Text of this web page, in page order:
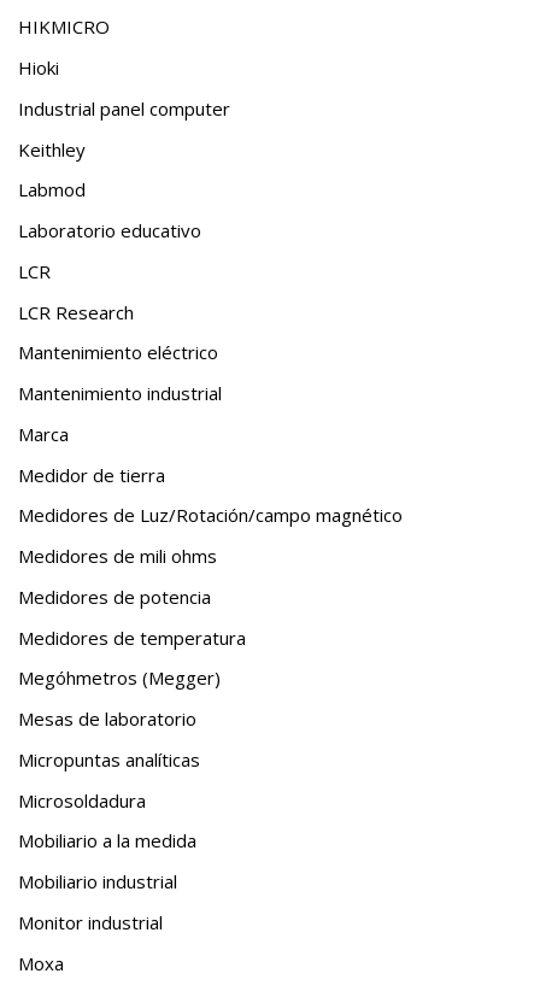
HIKMICRO
Hioki
Industrial panel computer
Keithley
Labmod
Laboratorio educativo
LCR
LCR Research
Mantenimiento eléctrico
Mantenimiento industrial
Marca
Medidor de tierra
Medidores de Luz/Rotación/campo magnético
Medidores de mili ohms
Medidores de potencia
Medidores de temperatura
Megóhmetros (Megger)
Mesas de laboratorio
Micropuntas analíticas
Microsoldadura
Mobiliario a la medida
Mobiliario industrial
Monitor industrial
Moxa